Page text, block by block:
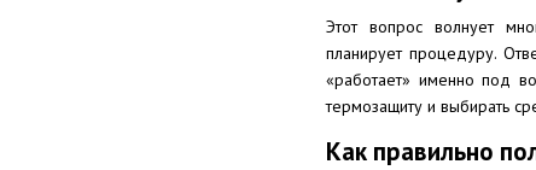
Этот вопрос волнует
планирует процедуру.
«работает» именно под
термозащиту и выбирать
Как правильно